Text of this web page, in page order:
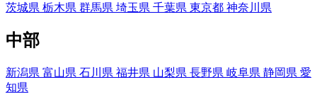
茨城県 栃木県 群馬県 埼玉県 千葉県 東京都 神奈川県
中部
新潟県 富山県 石川県 福井県 山梨県 長野県 岐阜県 静岡県 愛
知県